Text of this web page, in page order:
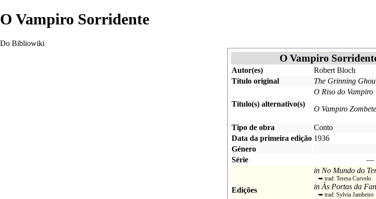
O Vampiro Sorridente
Do Bibliowiki
O Vampiro
Autor(es)
Robert Bloch
Título original
The Grinning
Título(s) alternativo(s)
O Riso do Vampiro
O Vampiro
Tipo de obra
Conto
Data da primeira edição 1936
Género
Série
—
Edições
in No Mundo do
➥ trad: Teresa Curvelo
in Às Portas da
➥ trad: Sylvia Jambeiro